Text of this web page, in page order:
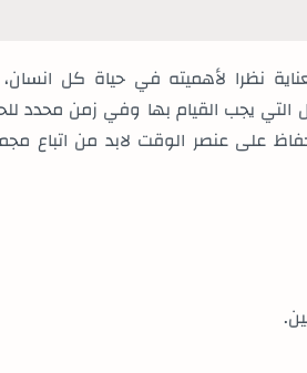
نظرا لأهميته في حياة كل
التي يجب القيام بها وفي زمن
على عنصر الوقت لابد من اتباع